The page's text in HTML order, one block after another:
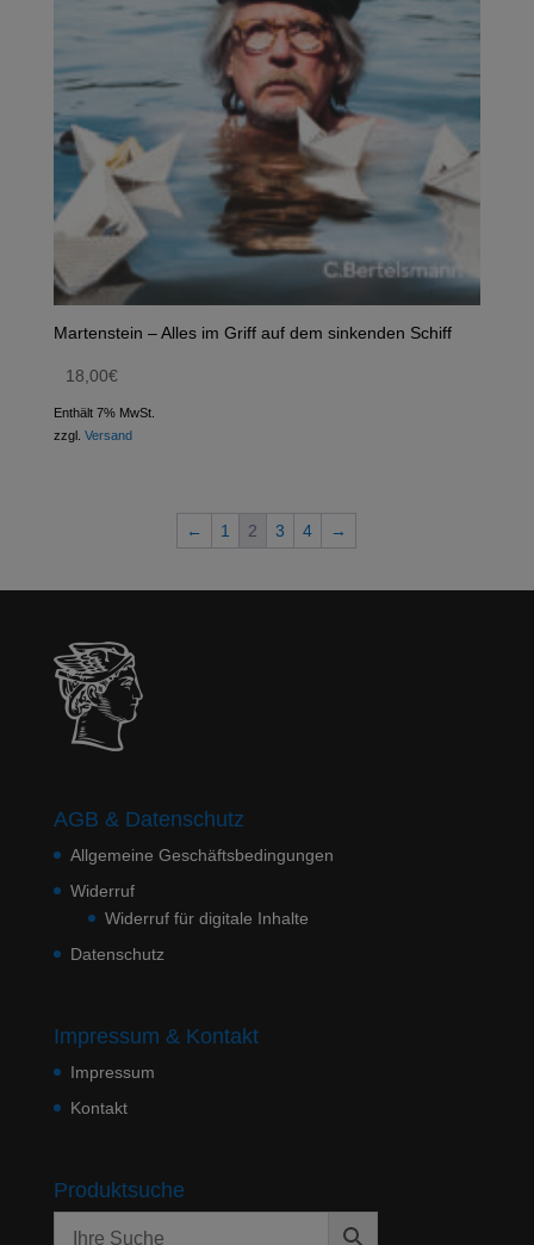
Martenstein – Alles im Griff auf dem sinkenden Schiff
18,00€
Enthält 7% MwSt.
zzgl. Versand
← 1 2 3 4 →
AGB & Datenschutz
Allgemeine Geschäftsbedingungen
Widerruf
Widerruf für digitale Inhalte
Datenschutz
Impressum & Kontakt
Impressum
Kontakt
Produktsuche